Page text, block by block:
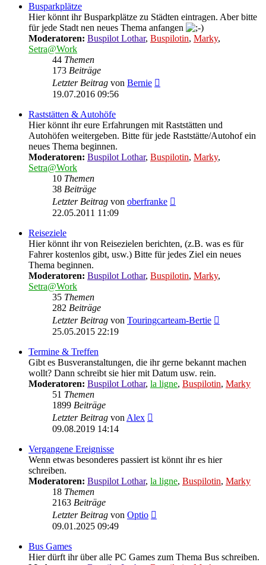
Busparkplätze
Hier könnt ihr Busparkplätze zu Städten eintragen. Aber bitte
für jede Stadt nen neues Thema anfangen
Moderatoren: Buspilot Lothar, Buspilotin, Marky,
Setra@Work
44 Themen
173 Beiträge
Letzter Beitrag von Bernie
19.07.2016 09:56
Raststätten & Autohöfe
Hier könnt ihr eure Erfahrungen mit Raststätten und
Autohöfen weitergeben. Bitte für jede Raststätte/Autohof ein
neues Thema beginnen.
Moderatoren: Buspilot Lothar, Buspilotin, Marky,
Setra@Work
10 Themen
38 Beiträge
Letzter Beitrag von oberfranke
22.05.2011 11:09
Reiseziele
Hier könnt ihr von Reisezielen berichten, (z.B. was es für
Fahrer kostenlos gibt, usw.) Bitte für jedes Ziel ein neues
Thema beginnen.
Moderatoren: Buspilot Lothar, Buspilotin, Marky,
Setra@Work
35 Themen
282 Beiträge
Letzter Beitrag von Touringcarteam-Bertie
25.05.2015 22:19
Termine & Treffen
Gibt es Busveranstaltungen, die ihr gerne bekannt machen
wollt? Dann schreibt sie hier mit Datum usw. rein.
Moderatoren: Buspilot Lothar, la ligne, Buspilotin, Marky
51 Themen
1899 Beiträge
Letzter Beitrag von Alex
09.08.2019 14:14
Vergangene Ereignisse
Wenn etwas besonderes passiert ist könnt ihr es hier
schreiben.
Moderatoren: Buspilot Lothar, la ligne, Buspilotin, Marky
18 Themen
2163 Beiträge
Letzter Beitrag von Optio
09.01.2025 09:49
Bus Games
Hier dürft ihr über alle PC Games zum Thema Bus schreiben.